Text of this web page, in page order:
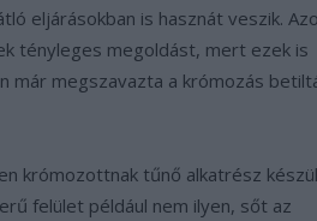
eljárásokban is hasznát veszik.
tényleges megoldást, mert ezek is
már megszavazta a krómozás
krómozottnak tűnő alkatrész készül
felület például nem ilyen, sőt az